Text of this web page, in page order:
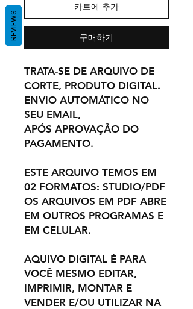
카트에 추가
구매하기
TRATA-SE DE ARQUIVO DE
CORTE, PRODUTO DIGITAL.
ENVIO AUTOMÁTICO NO
SEU EMAIL,
APÓS APROVAÇÃO DO
PAGAMENTO.
ESTE ARQUIVO TEMOS EM
02 FORMATOS: STUDIO/PDF
OS ARQUIVOS EM PDF ABRE
EM OUTROS PROGRAMAS E
EM CELULAR.
AQUIVO DIGITAL É PARA
VOCÊ MESMO EDITAR,
IMPRIMIR, MONTAR E
VENDER E/OU UTILIZAR NA
REVIEWS